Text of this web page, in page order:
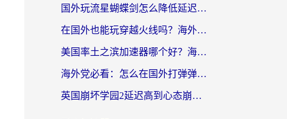
国外玩流星蝴蝶剑怎么降低延迟？海外党必看的加速秘籍（含欧洲鸣潮&彩虹岛优化攻略）
在国外也能玩穿越火线吗？海外玩家国服游戏畅玩终极指南
美国率土之滨加速器哪个好？海外党国服游戏畅玩终极指南（附多游戏解决方案）
海外党必看：怎么在国外打弹弹堂不卡？番茄加速器亲测指南
英国崩坏学园2延迟高到心态崩？海外党国服游戏加速终极指南